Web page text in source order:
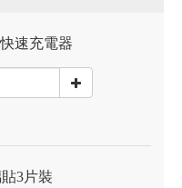
速充電器
3片裝